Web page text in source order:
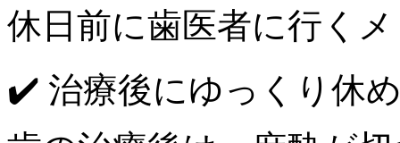
休日前に歯医者に行く
✔️ 治療後にゆっくり休